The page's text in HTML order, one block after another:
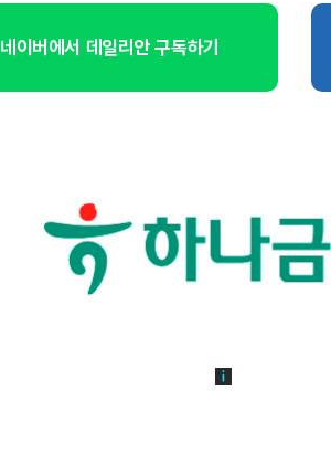
네이버에서 데일리안 구독하기